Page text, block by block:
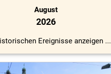
August
2026
Ereignisse anzeigen ...